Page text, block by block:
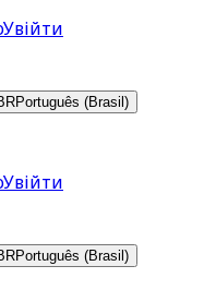
Увійти
Português (Brasil)
Увійти
Português (Brasil)